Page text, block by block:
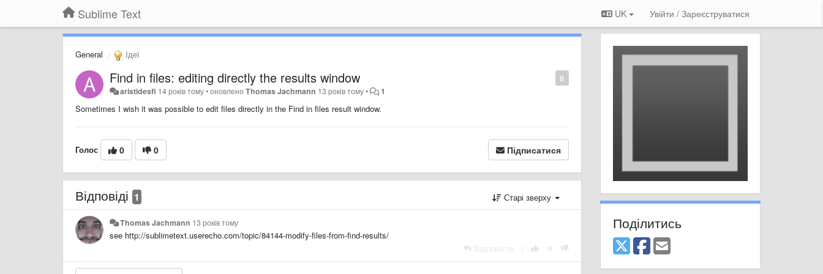
Sublime Text UK Увійти / Зареєструватися
General Ідеї
0
Find in files: editing directly the results window
aristidesfl 14 років тому•оновленоThomas Jachmann 13 років тому• 1
Sometimes I wish it was possible to edit files directly in the Find in files result window.
Голос 0 0 Підписатися
Відповіді 1 Старі зверху
Thomas Jachmann 13 років тому
see http://sublimetext.userecho.com/topic/84144-modify-files-from-find-results/
Відповісти
Поділитись